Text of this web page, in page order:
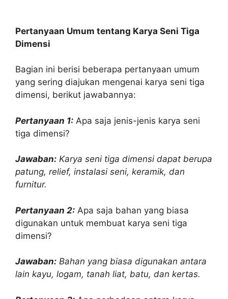
Pertanyaan Umum tentang Karya Seni Tiga
Dimensi
Bagian ini berisi beberapa pertanyaan umum
yang sering diajukan mengenai karya seni tiga
dimensi, berikut jawabannya:
Pertanyaan 1: Apa saja jenis-jenis karya seni
tiga dimensi?
Jawaban: Karya seni tiga dimensi dapat berupa
patung, relief, instalasi seni, keramik, dan
furnitur.
Pertanyaan 2: Apa saja bahan yang biasa
digunakan untuk membuat karya seni tiga
dimensi?
Jawaban: Bahan yang biasa digunakan antara
lain kayu, logam, tanah liat, batu, dan kertas.